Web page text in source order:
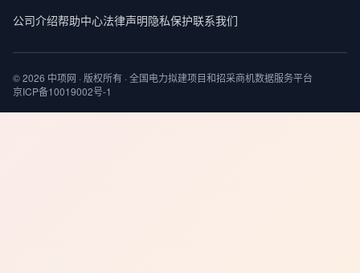
公司介绍帮助中心法律声明隐私保护联系我们
© 2026 中项网 · 版权所有 · 全国电力拟建项目和招采商机数据服务平台
京ICP备10019002号-1